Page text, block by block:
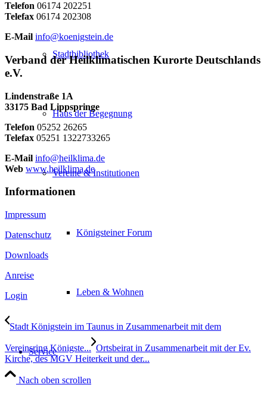
Stadtbibliothek
Haus der Begegnung
Vereine & Institutionen
Königsteiner Forum
Leben & Wohnen
Service
Telefon 06174 202251
Telefax 06174 202308
E-Mail info@koenigstein.de
Verband der Heilklimatischen Kurorte Deutschlands
e.V.
Lindenstraße 1A
33175 Bad Lippspringe
Telefon 05252 26265
Telefax 05251 1322733265
E-Mail info@heilklima.de
Web www.heilklima.de
Informationen
Impressum
Datenschutz
Downloads
Anreise
Login
Stadt Königstein im Taunus in Zusammenarbeit mit dem
Vereinsring Königste... Ortsbeirat in Zusammenarbeit mit der Ev.
Kirche, des MGV Heiterkeit und der...
Nach oben scrollen